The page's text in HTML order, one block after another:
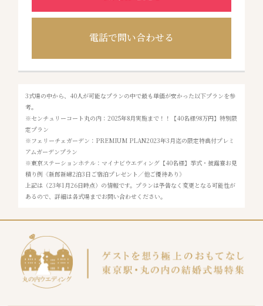
電話で問い合わせる
3式場の中から、40人が可能なプランの中で最も単価が安かった以下プランを参
考。
※センチュリーコート丸の内：2025年8月実施まで！！【40名様98万円】特別限
定プラン
※フェリーチェガーデン：PREMIUM PLAN2023年3月迄の限定特典付プレミ
アムガーデンプラン
※東京ステーションホテル：マイナビウエディング【40名様】挙式・披露宴お見
積り例《新郎新婦2泊3日ご宿泊プレゼント／他ご優待あり》
上記は（23年1月26日時点）の情報です。プランは予告なく変更となる可能性が
あるので、詳細は各式場までお問い合わせください。